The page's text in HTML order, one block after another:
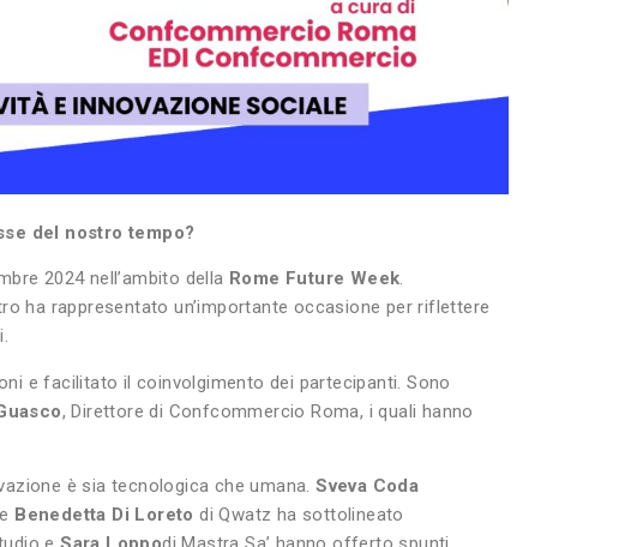
del nostro tempo?
2024 nell’ambito della Rome Future Week.
ha rappresentato un’importante occasione per riflettere
e facilitato il coinvolgimento dei partecipanti. Sono
, Direttore di Confcommercio Roma, i quali hanno
è sia tecnologica che umana.Sveva Coda
Benedetta Di Loreto di Qwatz ha sottolineato